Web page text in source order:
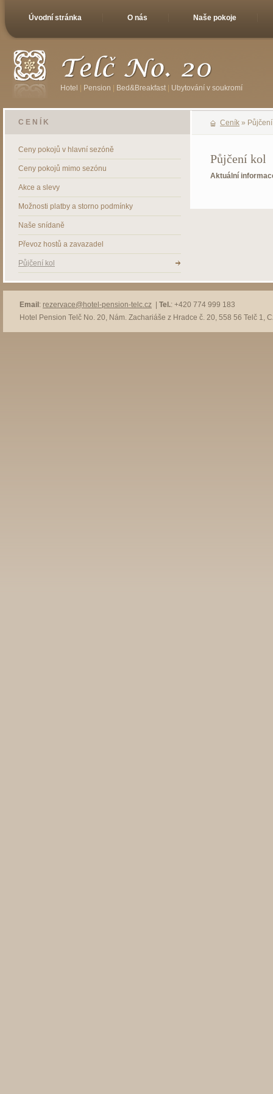
Úvodní stránka O nás Naše pokoje
Hotel Pension Bed&Breakfast Ubytování v soukromí
CENÍK
Ceny pokojů v hlavní sezóně
Ceny pokojů mimo sezónu
Akce a slevy
Možnosti platby a storno podmínky
Naše snídaně
Převoz hostů a zavazadel
Půjčení kol
Ceník »
Půjčení kol
Aktuální
Email : rezervace@hotel-pension-telc.cz Tel.: +420 774 999 183
Hotel Pension Telč No. 20, Nám. Zachariáše z Hradce č. 20, 558 56 Telč 1,